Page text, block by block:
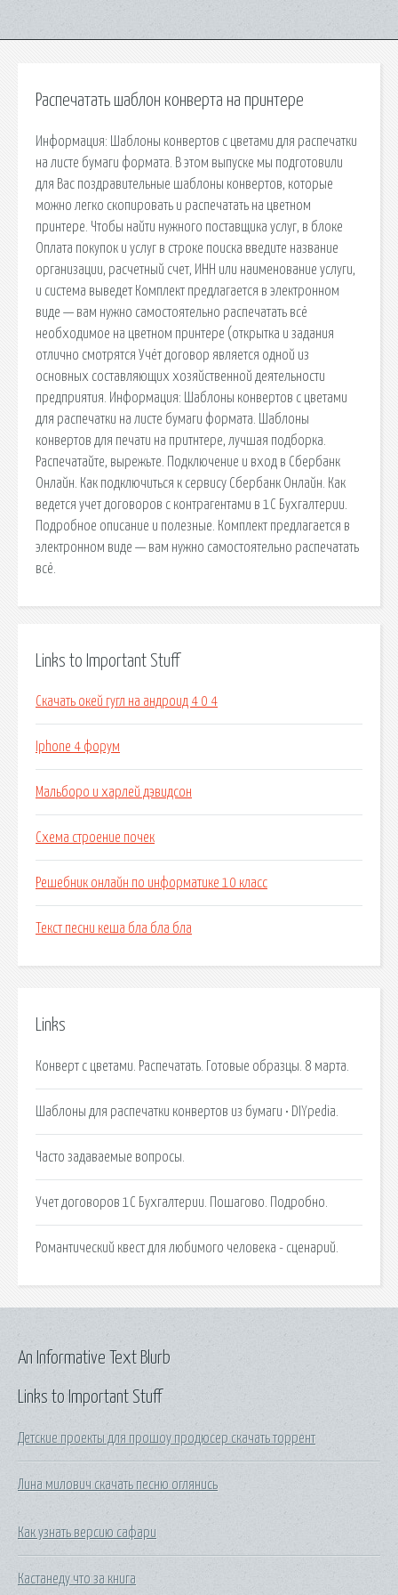
Распечатать шаблон конверта на принтере
Информация: Шаблоны конвертов с цветами для распечатки
на листе бумаги формата. В этом выпуске мы подготовили
для Вас поздравительные шаблоны конвертов, которые
можно легко скопировать и распечатать на цветном
принтере. Чтобы найти нужного поставщика услуг, в блоке
Оплата покупок и услуг в строке поиска введите название
организации, расчетный счет, ИНН или наименование услуги,
и система выведет Комплект предлагается в электронном
виде — вам нужно самостоятельно распечатать всё
необходимое на цветном принтере (открытка и задания
отлично смотрятся Учёт договор является одной из
основных составляющих хозяйственной деятельности
предприятия. Информация: Шаблоны конвертов с цветами
для распечатки на листе бумаги формата. Шаблоны
конвертов для печати на притнтере, лучшая подборка.
Распечатайте, вырежьте. Подключение и вход в Сбербанк
Онлайн. Как подключиться к сервису Сбербанк Онлайн. Как
ведется учет договоров с контрагентами в 1С Бухгалтерии.
Подробное описание и полезные. Комплект предлагается в
электронном виде — вам нужно самостоятельно распечатать
всё.
Links to Important Stuff
Скачать окей гугл на андроид 4 0 4
Iphone 4 форум
Мальборо и харлей дэвидсон
Схема строение почек
Решебник онлайн по информатике 10 класс
Текст песни кеша бла бла бла
Links
Конверт с цветами. Распечатать. Готовые образцы. 8 марта.
Шаблоны для распечатки конвертов из бумаги • DIYpedia.
Часто задаваемые вопросы.
Учет договоров 1С Бухгалтерии. Пошагово. Подробно.
Романтический квест для любимого человека - сценарий.
Links to Important Stuff
Детские проекты для прошоу продюсер скачать торрент
Лина милович скачать песню оглянись
Как узнать версию сафари
Кастанеду что за книга
An Informative Text Blurb